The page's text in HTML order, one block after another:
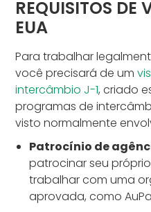
REQUISITOS DE
EUA
Para trabalhar
você precisará de um
intercâmbio J-1, criado
programas de
visto normalmente
Patrocínio de
patrocinar seu
trabalhar com uma
aprovada, como